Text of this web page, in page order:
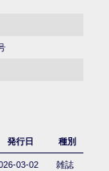
発行日 種別
03-02 雑誌